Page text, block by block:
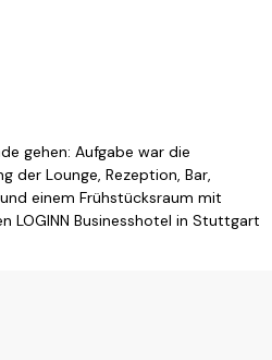
gehen: Aufgabe war die
der Lounge, Rezeption, Bar,
einem Frühstücksraum mit
LOGINN Businesshotel in Stuttgart